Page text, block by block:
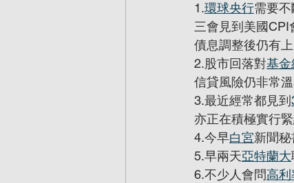
1.環球央行需要
三會見到美國CPI
債息調整後仍有上
2.股市回落對基金
信貸風險仍非常
3.最近經常都見到
亦正在積極實行
4.今早白宮新聞
5.早兩天亞特蘭大
6.不少人會問高利